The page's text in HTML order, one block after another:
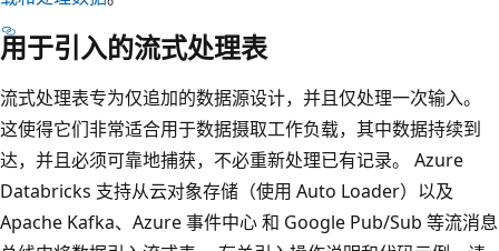
用于引入的流式处理表
流式处理表专为仅追加的数据源设计，并且仅处理一次输入。
这使得它们非常适合用于数据摄取工作负载，其中数据持续到
达，并且必须可靠地捕获，不必重新处理已有记录。 Azure
Databricks 支持从云对象存储（使用 Auto Loader）以及
Apache Kafka、Azure 事件中心 和 Google Pub/Sub 等流消息